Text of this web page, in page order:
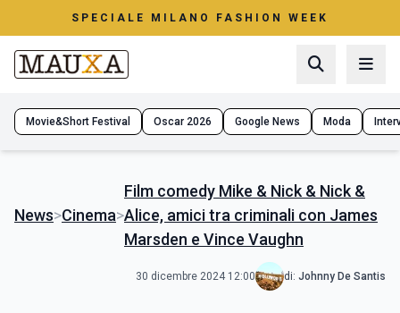
SPECIALE MILANO FASHION WEEK
Movie&Short Festival Oscar 2026 Google News Moda
News>Cinema>
Film comedy Mike & Nick & Nick &
Alice, amici tra criminali con James
Marsden e Vince Vaughn
30 dicembre 2024 12:00 di: Johnny De Santis